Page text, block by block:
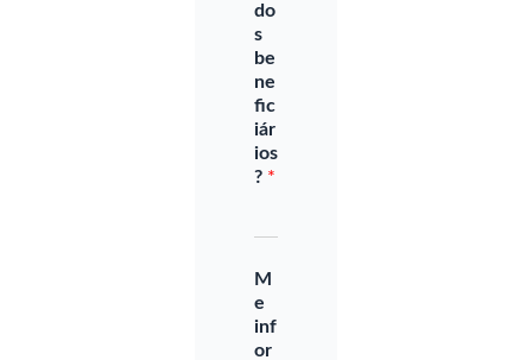
do
s
be
ne
fic
iár
ios
? *
M
e
inf
or